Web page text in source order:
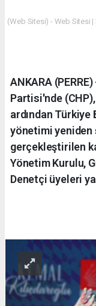
(Web Sitesi) - Web Sitesi |
ANKARA
Partisi'nde
ardından
yönetimi yeniden
gerçekleştirilen
Yönetim Kurulu,
Denetçi üyeleri